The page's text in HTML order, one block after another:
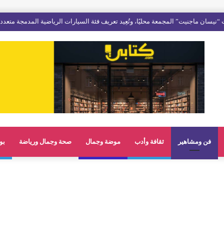
فن ومشاهير ثقافة وأدب موضة وجمال صحة وجمال ورياضة